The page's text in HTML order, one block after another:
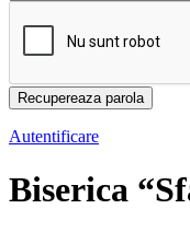
Autentificare
Biserica